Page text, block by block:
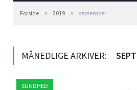
Forside » 2019 » september
MÅNEDLIGE ARKIVER:
SUNDHED